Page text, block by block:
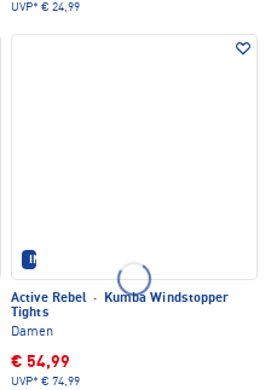
UVP* € 24,99
IM SET ERHÄLTLICH
Active Rebel ·
Kumba Windstopper
Tights
Damen
€ 54,99
UVP* € 74,99